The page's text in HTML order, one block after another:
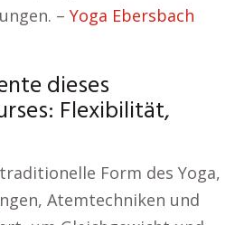
– Yoga Ebersbach
dieses
Flexibilität,
Form des Yoga,
Atemtechniken und